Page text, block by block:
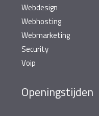
Webdesign
Webhosting
Webmarketing
Security
Voip
Openingstijden